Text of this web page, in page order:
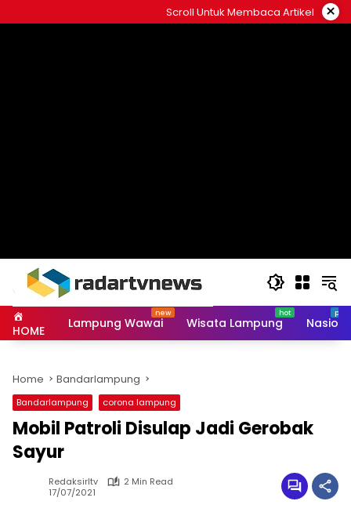
to
Scroll Untuk Membaca Artikel ×
HOME Lampung Wawai Wisata Lampung
Home Bandarlampung
Bandarlampung corona lampung
Mobil Patroli Disulap Jadi Gerobak
Sayur
Redaksirltv
2 Min Read
17/07/2021